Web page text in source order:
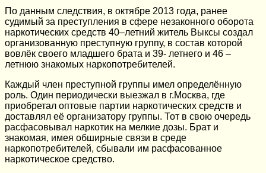
По данным следствия, в октябре 2013 года, ранее
судимый за преступления в сфере незаконного оборота
наркотических средств 40–летний житель Выксы создал
организованную преступную группу, в состав которой
вовлёк своего младшего брата и 39- летнего и 46 –
летнюю знакомых наркопотребителей.
Каждый член преступной группы имел определённую
роль. Один периодически выезжал в г.Москва, где
приобретал оптовые партии наркотических средств и
доставлял её организатору группы. Тот в свою очередь
расфасовывал наркотик на мелкие дозы. Брат и
знакомая, имея обширные связи в среде
наркопотребителей, сбывали им расфасованное
наркотическое средство.